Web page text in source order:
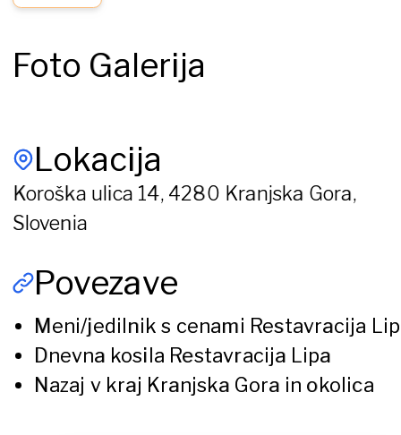
Foto Galerija
Lokacija
Koroška ulica 14, 4280 Kranjska Gora,
Slovenia
Povezave
Meni/jedilnik s cenami Restavracija
Dnevna kosila Restavracija Lipa
Nazaj v kraj Kranjska Gora in okolica